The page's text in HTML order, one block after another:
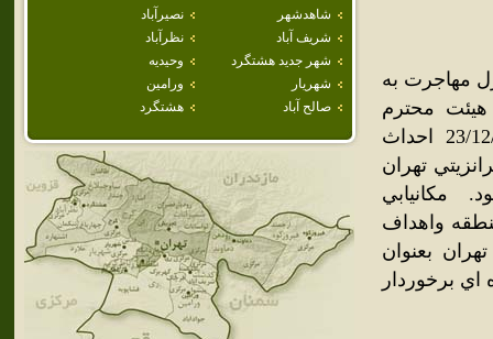
شاهدشهر
نصيرآباد
شريف آباد
نظرآباد
شهر جديد هشتگرد
وحيديه
شهريار
ورامين
صالح آباد
هشتگرد
مهاجرت به
بزرگ،‌ بويژه تهران براساس مصوبه مورخ 20/12/1364 هيئت محترم
وزيران اتخاذگرديد وبرهمين اساس هيئت وزيران درتاريخ 23/12/1368 احداث
ترانزيتي تهران
مكانيابي
واهداف
بعنوان
برخوردار